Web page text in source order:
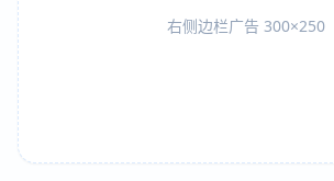
右侧边栏广告 300×250